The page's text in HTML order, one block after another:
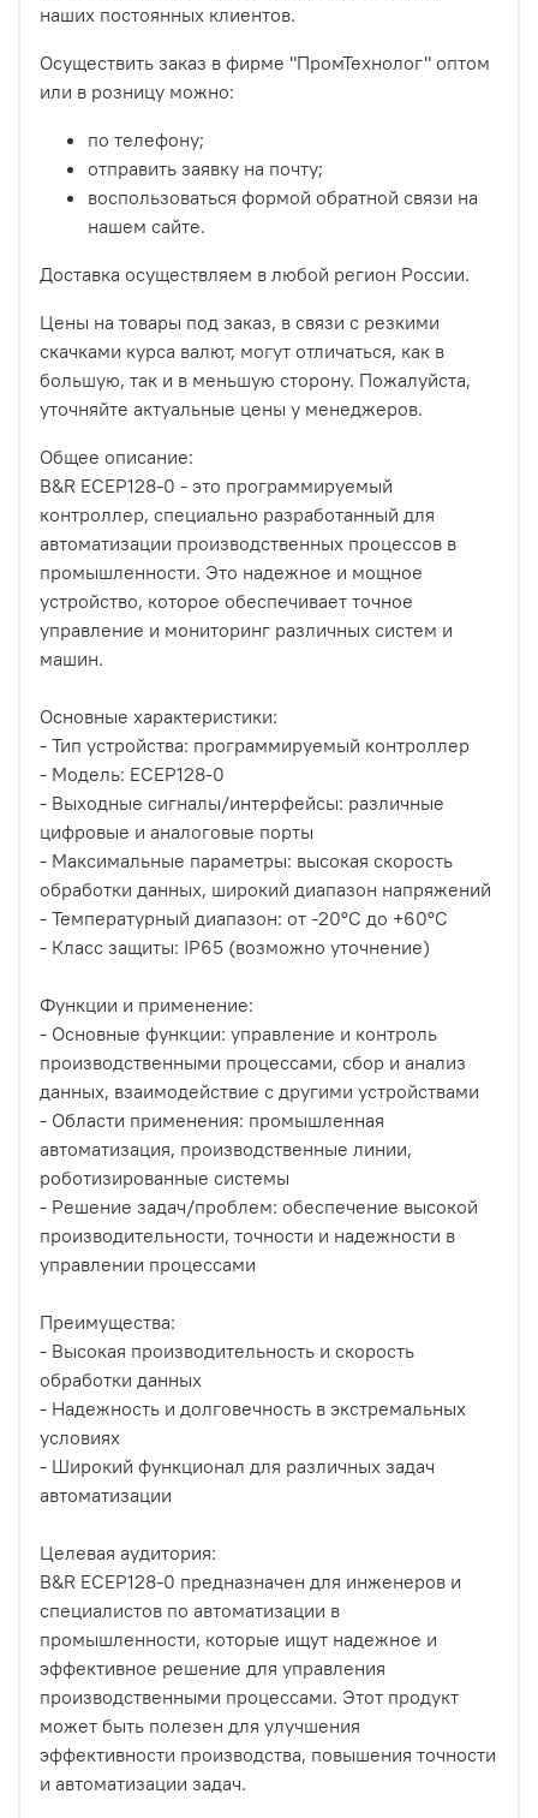
наших постоянных клиентов.
Осуществить заказ в фирме "ПромТехнолог" оптом
или в розницу можно:
по телефону;
отправить заявку на почту;
воспользоваться формой обратной связи на
нашем сайте.
Доставка осуществляем в любой регион России.
Цены на товары под заказ, в связи с резкими
скачками курса валют, могут отличаться, как в
большую, так и в меньшую сторону. Пожалуйста,
уточняйте актуальные цены у менеджеров.
Общее описание:
B&R ECEP128-0 - это программируемый
контроллер, специально разработанный для
автоматизации производственных процессов в
промышленности. Это надежное и мощное
устройство, которое обеспечивает точное
управление и мониторинг различных систем и
машин.
Основные характеристики:
- Тип устройства: программируемый контроллер
- Модель: ECEP128-0
- Выходные сигналы/интерфейсы: различные
цифровые и аналоговые порты
- Максимальные параметры: высокая скорость
обработки данных, широкий диапазон напряжений
- Температурный диапазон: от -20°C до +60°C
- Класс защиты: IP65 (возможно уточнение)
Функции и применение:
- Основные функции: управление и контроль
производственными процессами, сбор и анализ
данных, взаимодействие с другими устройствами
- Области применения: промышленная
автоматизация, производственные линии,
роботизированные системы
- Решение задач/проблем: обеспечение высокой
производительности, точности и надежности в
управлении процессами
Преимущества:
- Высокая производительность и скорость
обработки данных
- Надежность и долговечность в экстремальных
условиях
- Широкий функционал для различных задач
автоматизации
Целевая аудитория:
B&R ECEP128-0 предназначен для инженеров и
специалистов по автоматизации в
промышленности, которые ищут надежное и
эффективное решение для управления
производственными процессами. Этот продукт
может быть полезен для улучшения
эффективности производства, повышения точности
и автоматизации задач.